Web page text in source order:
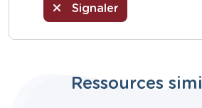
Signaler
Ressources